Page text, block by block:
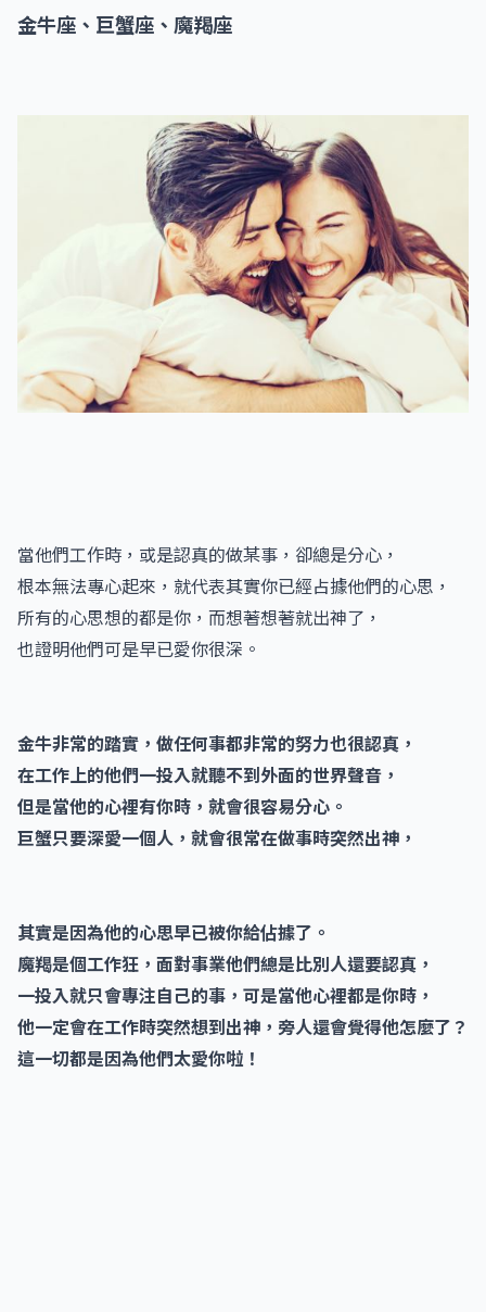
金牛座、巨蟹座、魔羯座
當他們工作時，或是認真的做某事，卻總是分心，
根本無法專心起來，就代表其實你已經占據他們的心思，
所有的心思想的都是你，而想著想著就出神了，
也證明他們可是早已愛你很深。
金牛非常的踏實，做任何事都非常的努力也很認真，
在工作上的他們一投入就聽不到外面的世界聲音，
但是當他的心裡有你時，就會很容易分心。
巨蟹只要深愛一個人，就會很常在做事時突然出神，
其實是因為他的心思早已被你給佔據了。
魔羯是個工作狂，面對事業他們總是比別人還要認真，
一投入就只會專注自己的事，可是當他心裡都是你時，
他一定會在工作時突然想到出神，旁人還會覺得他怎麼了？
這一切都是因為他們太愛你啦！